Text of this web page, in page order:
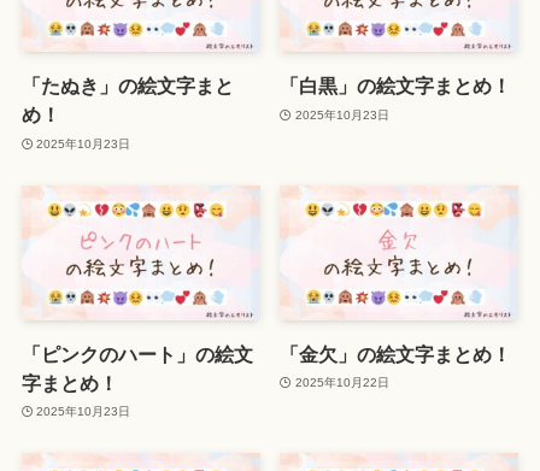
「たぬき」の絵文字まと
め！
2025年10月23日
「白黒」の絵文字まとめ！
2025年10月23日
「ピンクのハート」の絵文
字まとめ！
2025年10月23日
「金欠」の絵文字まとめ！
2025年10月22日